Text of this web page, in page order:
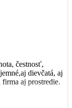
čestnosť,
dievčatá, aj
aj prostredie.